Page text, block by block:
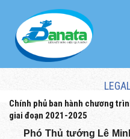
Chính phủ ban hành chương
giai đoạn 2021-2025
Phó Thủ tướng Lê